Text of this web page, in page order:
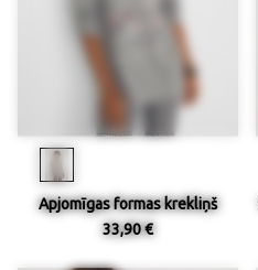
Apjomīgas formas krekliņš
33,90 €